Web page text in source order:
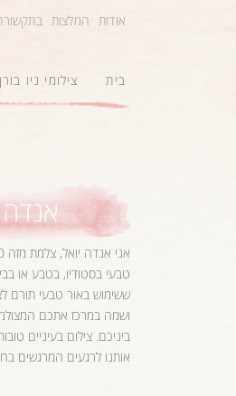
אודות המלצות
בית צילומי ניו בורן
אנדה
טבעי בסטודיו, בטבע או
ששימוש באור טבעי תורם
ושמה במרכז אתכם
ביניכם. צילום בעיניים
אותנו לרגעים המרגשים